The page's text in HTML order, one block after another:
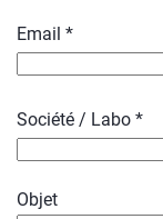
Email *
Société / Labo *
Objet